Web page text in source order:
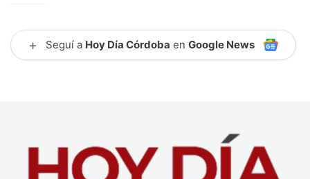
+ Seguí a Hoy Día Córdoba en Google News